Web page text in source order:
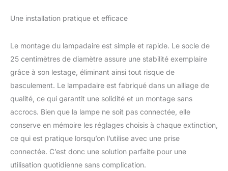
yeux, ce qui est pratique
créer une atmosphère pour
un dîner. Vie intelligente:Si
vous avez besoin d'une
endormir le soir, choisissez
notre lampe salon sur pied !
Notre lampe de sol a une
lumière de nuit et une
fonction de minuterie, 1h
réglage du temps, jusqu'au
milieu de la nuit, le
lampadaire sur pied
Une installation pratique et efficace
Le montage du lampadaire est simple et rapide. Le socle de
25 centimètres de diamètre assure une stabilité exemplaire
grâce à son lestage, éliminant ainsi tout risque de
basculement. Le lampadaire est fabriqué dans un alliage de
qualité, ce qui garantit une solidité et un montage sans
accrocs. Bien que la lampe ne soit pas connectée, elle
conserve en mémoire les réglages choisis à chaque extinction,
ce qui est pratique lorsqu’on l’utilise avec une prise
connectée. C’est donc une solution parfaite pour une
utilisation quotidienne sans complication.